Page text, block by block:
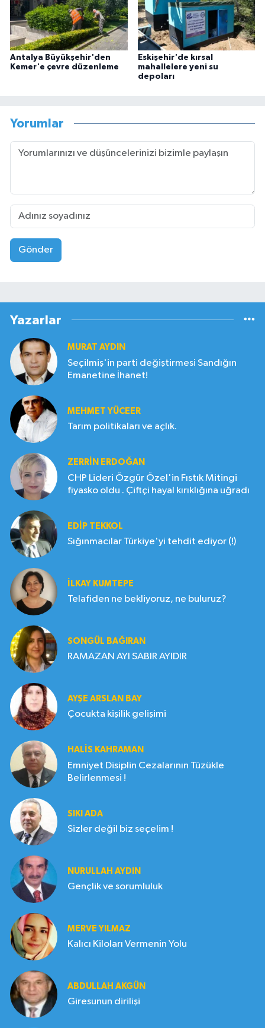
Antalya Büyükşehir'den
Kemer'e çevre düzenleme
Eskişehir'de kırsal
mahallelere yeni su
depoları
Yorumlar
Gönder
Yazarlar
MURAT AYDIN
Seçilmiş'in parti değiştirmesi Sandığın
Emanetine İhanet!
MEHMET YÜCEER
Tarım politikaları ve açlık.
ZERRIN ERDOĞAN
CHP Lideri Özgür Özel'in Fıstık Mitingi
fiyasko oldu . Çiftçi hayal kırıklığına uğradı
EDIP TEKKOL
Sığınmacılar Türkiye'yi tehdit ediyor (!)
İLKAY KUMTEPE
Telafiden ne bekliyoruz, ne buluruz?
SONGÜL BAĞIRAN
RAMAZAN AYI SABIR AYIDIR
AYŞE ARSLAN BAY
Çocukta kişilik gelişimi
HALIS KAHRAMAN
Emniyet Disiplin Cezalarının Tüzükle
Belirlenmesi !
SIKI ADA
Sizler değil biz seçelim !
NURULLAH AYDIN
Gençlik ve sorumluluk
MERVE YILMAZ
Kalıcı Kiloları Vermenin Yolu
ABDULLAH AKGÜN
Giresunun dirilişi